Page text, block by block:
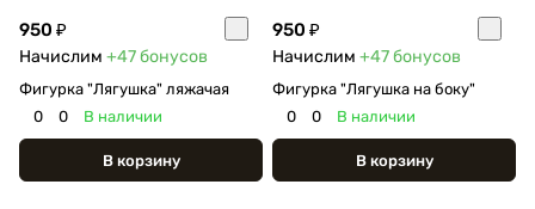
950 ₽
Начислим +47бонусов
Фигурка "Лягушка" ляжачая
0
0 В наличии
В корзину
950 ₽
Начислим +47бонусов
Фигурка "Лягушка на боку"
0
0 В наличии
В корзину